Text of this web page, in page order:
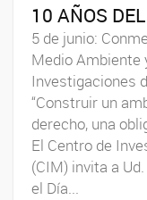
10 AÑOS
5 de junio:
Medio Ambiente
Investigaciones
“Construir un
derecho, una
El Centro de
(CIM) invita a
el Día...